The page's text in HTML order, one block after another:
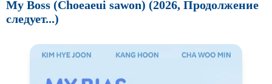
My Boss (Choeaeui sawon) (2026, Продолжение
следует...)